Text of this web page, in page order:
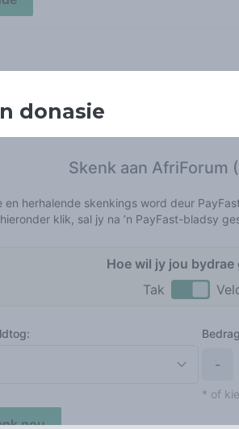
n donasie